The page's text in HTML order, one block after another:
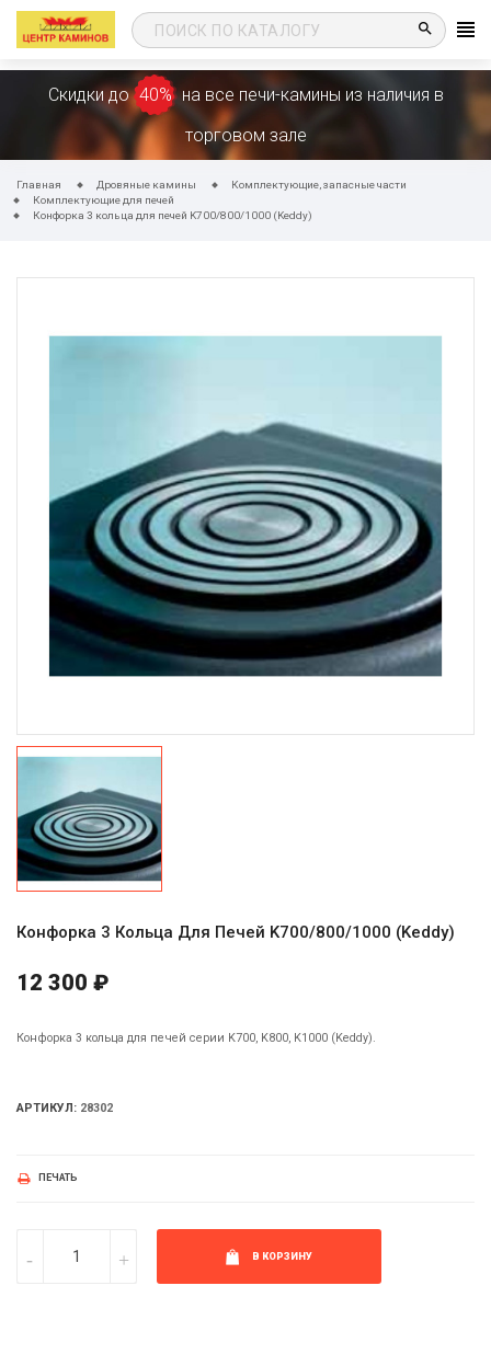
search
Скидки до 40% на все печи-камины из наличия в
торговом зале
Главная Дровяные камины
Комплектующие, запасные части
Комплектующие для печей
Конфорка 3 кольца для печей K700/800/1000 (Keddy)
Конфорка 3 Кольца Для Печей K700/800/1000 (Keddy)
12 300 ₽
Конфорка 3 кольца для печей серии K700, K800, K1000 (Keddy).
АРТИКУЛ: 28302
ПЕЧАТЬ
В КОРЗИНУ